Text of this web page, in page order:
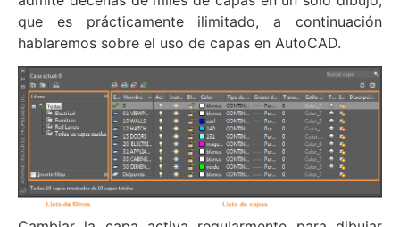
que es prácticamente ilimitado, a continuación
hablaremos sobre el uso de capas en AutoCAD.